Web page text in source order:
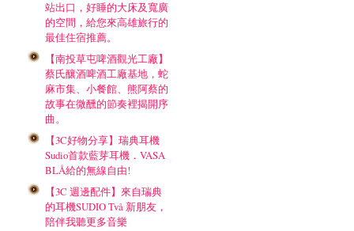
站出口，好睡的大床及寬廣
的空間，給您來高雄旅行的
最佳住宿推薦。
【南投草屯啤酒觀光工廠】
蔡氏釀酒啤酒工廠基地，蛇
麻市集、小餐館、熊阿蔡的
故事在微醺的節奏裡揭開序
曲。
【3C好物分享】瑞典耳機
Sudio首款藍芽耳機．VASA
BLÅ給的無線自由!
【3C 週邊配件】來自瑞典
的耳機SUDIO Två 新朋友，
陪伴我聽更多音樂